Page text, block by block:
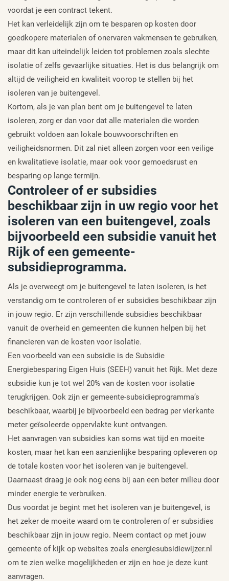
voordat je een contract tekent.
Het kan verleidelijk zijn om te besparen op kosten door
goedkopere materialen of onervaren vakmensen te gebruiken,
maar dit kan uiteindelijk leiden tot problemen zoals slechte
isolatie of zelfs gevaarlijke situaties. Het is dus belangrijk om
altijd de veiligheid en kwaliteit voorop te stellen bij het
isoleren van je buitengevel.
Kortom, als je van plan bent om je buitengevel te laten
isoleren, zorg er dan voor dat alle materialen die worden
gebruikt voldoen aan lokale bouwvoorschriften en
veiligheidsnormen. Dit zal niet alleen zorgen voor een veilige
en kwalitatieve isolatie, maar ook voor gemoedsrust en
besparing op lange termijn.
Controleer of er subsidies
beschikbaar zijn in uw regio voor het
isoleren van een buitengevel, zoals
bijvoorbeeld een subsidie vanuit het
Rijk of een gemeente-
subsidieprogramma.
Als je overweegt om je buitengevel te laten isoleren, is het
verstandig om te controleren of er subsidies beschikbaar zijn
in jouw regio. Er zijn verschillende subsidies beschikbaar
vanuit de overheid en gemeenten die kunnen helpen bij het
financieren van de kosten voor isolatie.
Een voorbeeld van een subsidie is de Subsidie
Energiebesparing Eigen Huis (SEEH) vanuit het Rijk. Met deze
subsidie kun je tot wel 20% van de kosten voor isolatie
terugkrijgen. Ook zijn er gemeente-subsidieprogramma’s
beschikbaar, waarbij je bijvoorbeeld een bedrag per vierkante
meter geïsoleerde oppervlakte kunt ontvangen.
Het aanvragen van subsidies kan soms wat tijd en moeite
kosten, maar het kan een aanzienlijke besparing opleveren op
de totale kosten voor het isoleren van je buitengevel.
Daarnaast draag je ook nog eens bij aan een beter milieu door
minder energie te verbruiken.
Dus voordat je begint met het isoleren van je buitengevel, is
het zeker de moeite waard om te controleren of er subsidies
beschikbaar zijn in jouw regio. Neem contact op met jouw
gemeente of kijk op websites zoals energiesubsidiewijzer.nl
om te zien welke mogelijkheden er zijn en hoe je deze kunt
aanvragen.